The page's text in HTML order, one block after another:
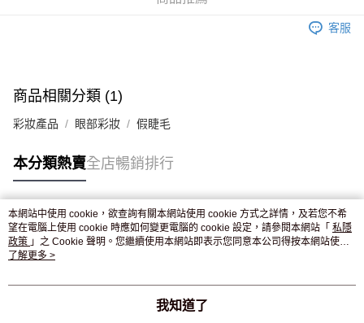
付款後門市自取，訂單確認後2-4個工作天到店，7天內取。逾期後
客服
商品相關分類 (1)
彩妝產品 眼部彩妝 假睫毛
本分類熱賣全店暢銷排行
熱門標籤
熱銷排行
本網站中使用 cookie，欲查詢有關本網站使用 cookie 方式之詳情，及若您不希
望在電腦上使用 cookie 時應如何變更電腦的 cookie 設定，請參閱本網站「 私隱
政策 」之 Cookie 聲明。您繼續使用本網站即表示您同意本公司得按本網站使用
條款之 Cookie 聲明使用 cookie。
了解更多 >
我知道了